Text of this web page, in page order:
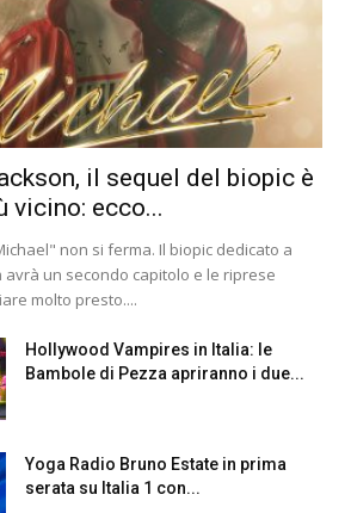
il sequel del biopic è
vicino: ecco...
non si ferma. Il biopic dedicato a
avrà un secondo capitolo e le riprese
molto presto....
Hollywood Vampires in Italia: le
Bambole di Pezza apriranno i due...
Yoga Radio Bruno Estate in prima
serata su Italia 1 con...